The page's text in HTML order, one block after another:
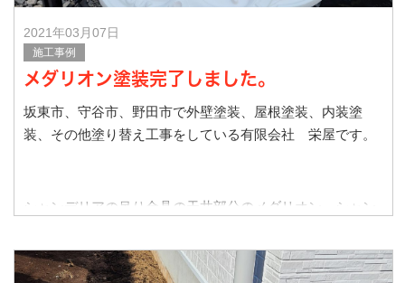
2021年03月07日
施工事例
メダリオン塗装完了しました。
坂東市、守谷市、野田市で外壁塗装、屋根塗装、内装塗
装、その他塗り替え工事をしている有限会社 栄屋です。
シャンデリアの吊り金具の天井部分のメダリオン、シャン